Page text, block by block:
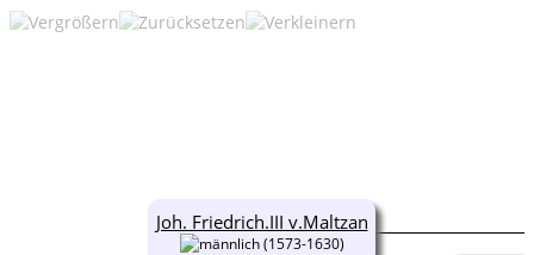
Joh. Friedrich.III v.Maltzan
(1573-1630)